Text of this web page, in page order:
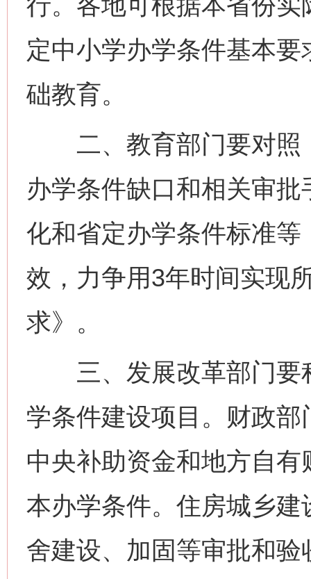
定中小学办学条件基本
础教育。
二、教育部门要对照
办学条件缺口和相关审
化和省定办学条件标准
效，力争用3年时间实现
求》。
三、发展改革部门要
学条件建设项目。财政
中央补助资金和地方自
本办学条件。住房城乡
舍建设、加固等审批和